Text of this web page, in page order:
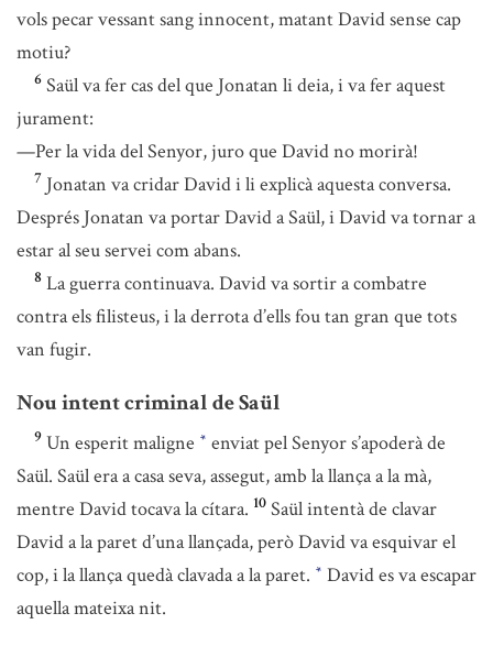
vols pecar vessant sang innocent, matant David sense cap
motiu?
6 Saül va fer cas del que Jonatan li deia, i va fer aquest
jurament:
—Per la vida del Senyor, juro que David no morirà!
7 Jonatan va cridar David i li explicà aquesta conversa.
Després Jonatan va portar David a Saül, i David va tornar a
estar al seu servei com abans.
8 La guerra continuava. David va sortir a combatre
contra els filisteus, i la derrota d’ells fou tan gran que tots
van fugir.
Nou intent criminal de Saül
9 Un esperit maligne * enviat pel Senyor s’apoderà de
Saül. Saül era a casa seva, assegut, amb la llança a la mà,
mentre David tocava la cítara. 10 Saül intentà de clavar
David a la paret d’una llançada, però David va esquivar el
cop, i la llança quedà clavada a la paret. * David es va escapar
aquella mateixa nit.